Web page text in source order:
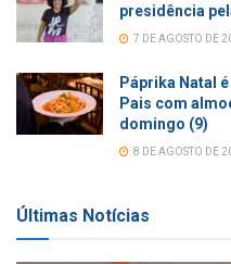
presidência
7 DE AGOSTO DE
Páprika Natal
Pais com
domingo (9)
8 DE AGOSTO DE
Últimas Notícias